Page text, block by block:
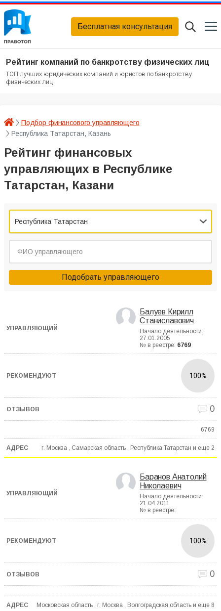
Бесплатная консультация
Рейтинг компаний по банкротству физических лиц
ТОП лучших юридических компаний и юристов по банкротству
физических лиц
Подбор финансового управляющего
Республика Татарстан, Казань
Рейтинг финансовых
управляющих в Республике
Татарстан, Казани
Республика Татарстан
Подобрать управляющего
Балуев Кирилл
Станиславович
Начало деятельности:
27.01.2005
№ в реестре: 6769
100%
0
6769
г. Москва , Самарская область , Республика Татарстан и еще 2
Баранов Анатолий
Николаевич
Начало деятельности:
21.04.2011
№ в реестре:
100%
0
Московская область , г. Москва , Волгоградская область и еще 8